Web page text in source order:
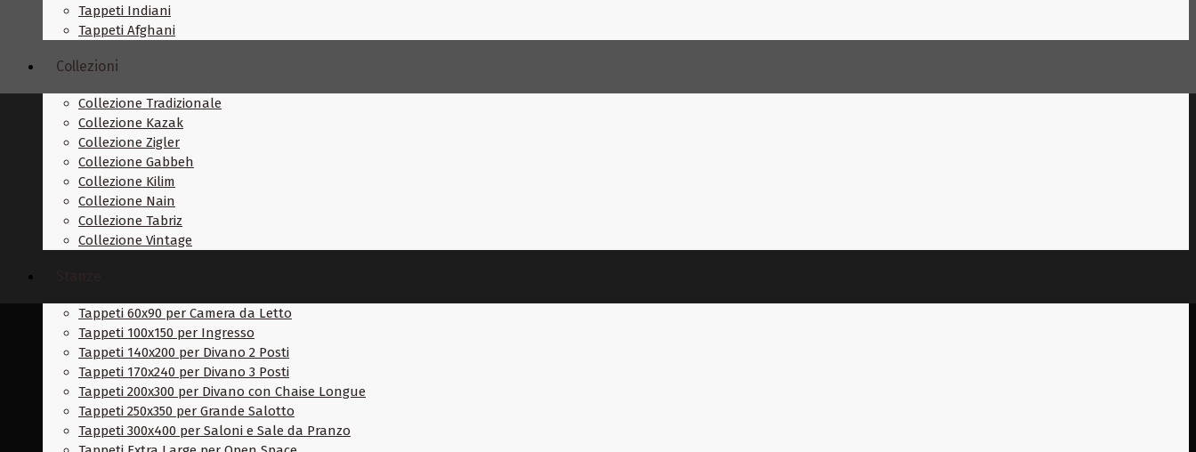
Tappeti Indiani
Tappeti Afghani
Collezioni
Collezione Tradizionale
Collezione Kazak
Collezione Zigler
Collezione Gabbeh
Collezione Kilim
Collezione Nain
Collezione Tabriz
Collezione Vintage
Tappeti 60x90 per Camera da Letto
Tappeti 100x150 per Ingresso
Tappeti 140x200 per Divano 2 Posti
Tappeti 170x240 per Divano 3 Posti
Tappeti 200x300 per Divano con Chaise Longue
Tappeti 250x350 per Grande Salotto
Tappeti 300x400 per Saloni e Sale da Pranzo